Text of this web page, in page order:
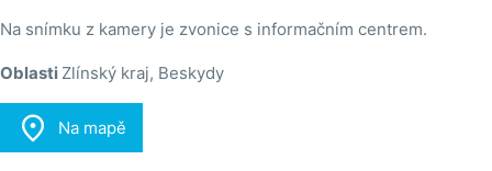
Na snímku z kamery je zvonice s informačním centrem.
Oblasti Zlínský kraj, Beskydy
 Na mapě